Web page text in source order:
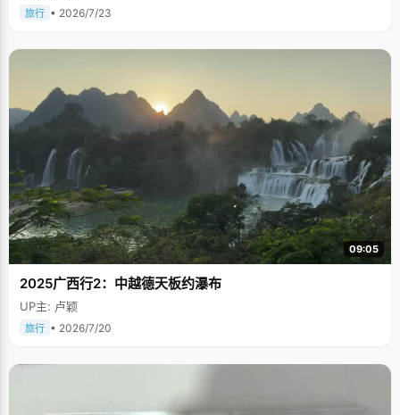
旅行 • 2026/7/23
09:05
2025广西行2：中越德天板约瀑布
UP主: 卢颖
旅行 • 2026/7/20